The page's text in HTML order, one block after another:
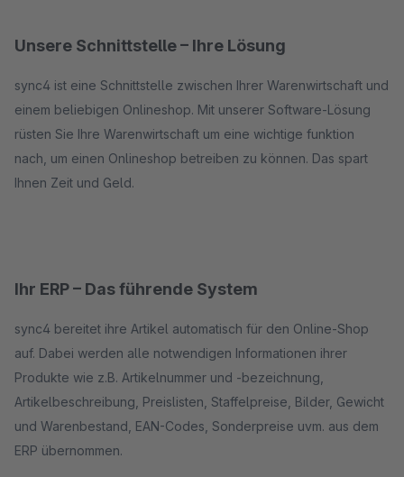
Unsere Schnittstelle – Ihre Lösung
sync4 ist eine Schnittstelle zwischen Ihrer Warenwirtschaft und
einem beliebigen Onlineshop. Mit unserer Software-Lösung
rüsten Sie Ihre Warenwirtschaft um eine wichtige funktion
nach, um einen Onlineshop betreiben zu können. Das spart
Ihnen Zeit und Geld.
Ihr ERP – Das führende System
sync4 bereitet ihre Artikel automatisch für den Online-Shop
auf. Dabei werden alle notwendigen Informationen ihrer
Produkte wie z.B. Artikelnummer und -bezeichnung,
Artikelbeschreibung, Preislisten, Staffelpreise, Bilder, Gewicht
und Warenbestand, EAN-Codes, Sonderpreise uvm. aus dem
ERP übernommen.